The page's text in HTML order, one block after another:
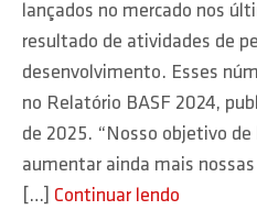
lançados no mercado nos
resultado de atividades de
desenvolvimento. Esses
no Relatório BASF 2024,
de 2025. “Nosso objetivo de
aumentar ainda mais
[…] Continuar lendo